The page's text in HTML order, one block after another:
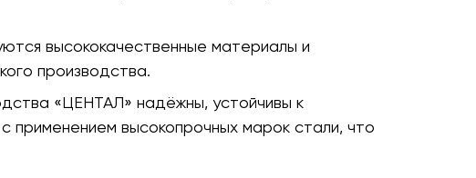
высококачественные материалы и
производства.
«ЦЕНТАЛ» надёжны, устойчивы к
применением высокопрочных марок стали, что